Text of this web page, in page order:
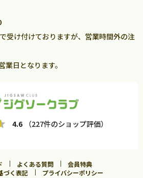
受け付けておりますが、営業時間外の注
業日となります。
4.6 （227件のショップ評価）
よくある質問
会員特典
づく表記
プライバシーポリシー